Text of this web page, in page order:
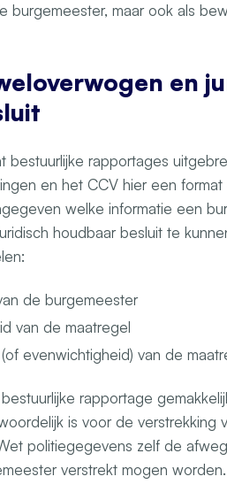
burgemeester, maar ook als
en
bestuurlijke rapportages
en het CCV hier een
welke informatie een
houdbaar besluit te
de burgemeester
van de maatregel
evenwichtigheid) van de
rapportage
is voor de verstrekking
politiegegevens zelf de
verstrekt mogen worden.